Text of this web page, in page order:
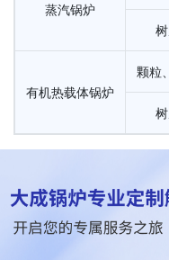
蒸汽锅炉
有机热载体锅炉
颗粒